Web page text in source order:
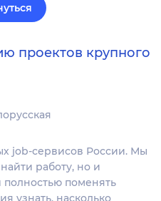
проектов крупного
job-сервисов России. Мы
работу, но и
полностью поменять
узнать, насколько